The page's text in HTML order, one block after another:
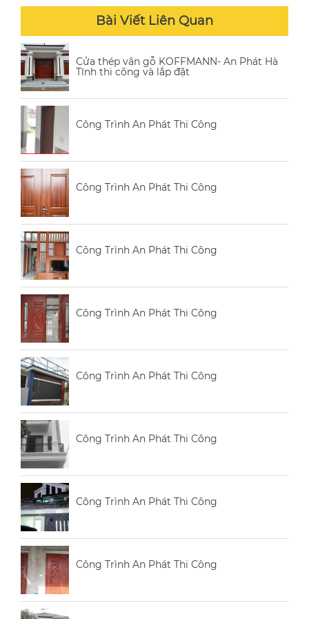
Bài Viết Liên Quan
Cửa thép vân gỗ KOFFMANN- An Phát Hà
Tĩnh thi công và lắp đặt
Công Trình An Phát Thi Công
Công Trình An Phát Thi Công
Công Trình An Phát Thi Công
Công Trình An Phát Thi Công
Công Trình An Phát Thi Công
Công Trình An Phát Thi Công
Công Trình An Phát Thi Công
Công Trình An Phát Thi Công